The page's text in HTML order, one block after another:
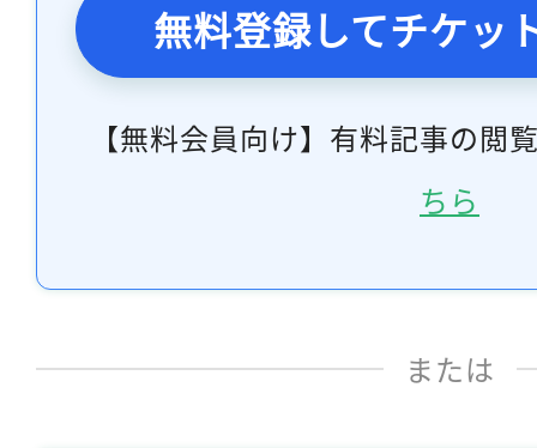
無料登録してチケッ
【無料会員向け】有料記事の閲
ちら
または